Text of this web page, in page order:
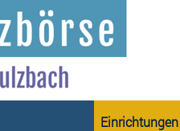
Einrichtungen